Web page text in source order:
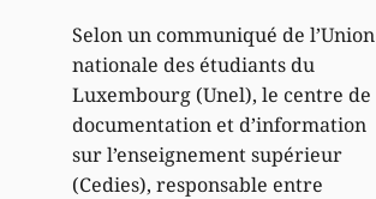
Selon un communiqué de l’Union
nationale des étudiants du
Luxembourg (Unel), le centre de
documentation et d’information
sur l’enseignement supérieur
(Cedies), responsable entre